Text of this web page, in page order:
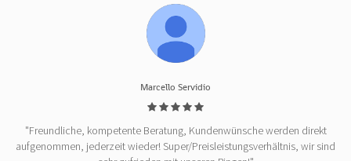
Marcello Servidio
"Freundliche, kompetente Beratung, Kundenwünsche werden direkt
aufgenommen, jederzeit wieder! Super/Preisleistungsverhältnis, wir sind